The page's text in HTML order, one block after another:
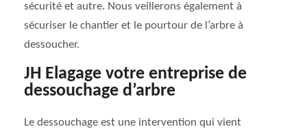
sécurité et autre. Nous veillerons également à
sécuriser le chantier et le pourtour de l’arbre à
dessoucher.
JH Elagage votre entreprise de
dessouchage d’arbre
Le dessouchage est une intervention qui vient